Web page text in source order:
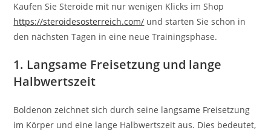
Kaufen Sie Steroide mit nur wenigen Klicks im Shop
https://steroidesosterreich.com/ und starten Sie schon in
den nächsten Tagen in eine neue Trainingsphase.
1. Langsame Freisetzung und lange
Halbwertszeit
Boldenon zeichnet sich durch seine langsame Freisetzung
im Körper und eine lange Halbwertszeit aus. Dies bedeutet,